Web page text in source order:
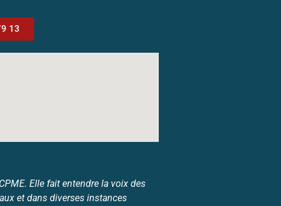
13
Elle fait entendre la voix des
et dans diverses instances